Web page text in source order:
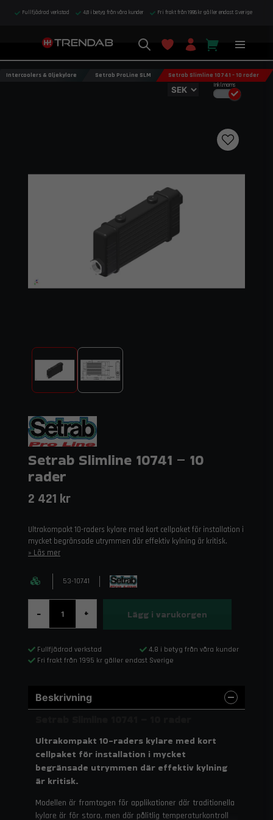
Fullfjädrad verkstad 4,8 i betyg från våra kunder Fri frakt från 1995 kr gäller endast Sverige
Inkl.moms
Intercoolers & Oljekylare Setrab ProLine SLM Setrab Slimline 10741 – 10 rader
Setrab Slimline 10741 – 10
rader
2 421 kr
Ultrakompakt 10-raders kylare med kort cellpaket för installation i
mycket begränsade utrymmen där effektiv kylning är kritisk.
Läs mer
53-10741
- + Lägg i varukorgen
Fullfjädrad verkstad
4,8 i betyg från våra kunder
Fri frakt från 1995 kr gäller endast Sverige
Beskrivning
Ultrakompakt 10-raders kylare med kort
cellpaket för installation i mycket
begränsade utrymmen där effektiv kylning
är kritisk.
Modellen är framtagen för applikationer där traditionella
kylare är för stora, men där pålitlig temperaturkontroll